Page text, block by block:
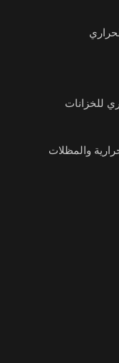
للخزانات
والمظلات